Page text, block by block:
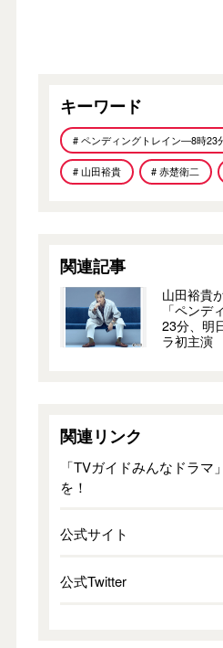
キーワード
# ペンディングトレイン―8時
# 山田裕貴 # 赤楚衛二
関連記事
山田裕貴
「ペン
23分、明
ラ初主演
関連リンク
「TVガイドみんなドラ
を！
公式サイト
公式Twitter